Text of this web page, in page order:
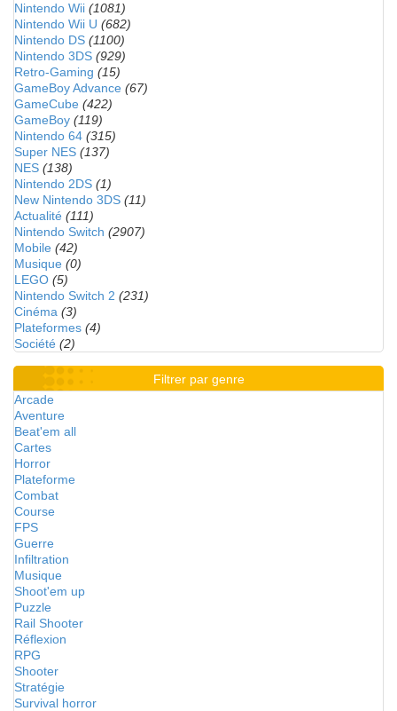
Nintendo Wii (1081)
Nintendo Wii U (682)
Nintendo DS (1100)
Nintendo 3DS (929)
Retro-Gaming (15)
GameBoy Advance (67)
GameCube (422)
GameBoy (119)
Nintendo 64 (315)
Super NES (137)
NES (138)
Nintendo 2DS (1)
New Nintendo 3DS (11)
Actualité (111)
Nintendo Switch (2907)
Mobile (42)
Musique (0)
LEGO (5)
Nintendo Switch 2 (231)
Cinéma (3)
Plateformes (4)
Société (2)
Filtrer par genre
Arcade
Aventure
Beat'em all
Cartes
Horror
Plateforme
Combat
Course
FPS
Guerre
Infiltration
Musique
Shoot'em up
Puzzle
Rail Shooter
Réflexion
RPG
Shooter
Stratégie
Survival horror